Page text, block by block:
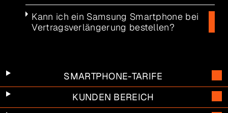
Kann ich ein Samsung Smartphone bei
Vertragsverlängerung bestellen?
SMARTPHONE-TARIFE
KUNDEN BEREICH